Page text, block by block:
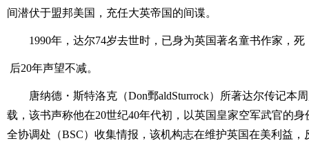
间潜伏于盟邦美国，充任大英帝国的间谍。
1990年，达尔74岁去世时，已身为英国著名童书作家，死
后20年声望不减。
唐纳德・斯特洛克（Don鄄aldSturrock）所著达尔传记本
载，该书声称他在20世纪40年代初，以英国皇家空军武官的
全协调处（BSC）收集情报，该机构志在维护英国在美利益